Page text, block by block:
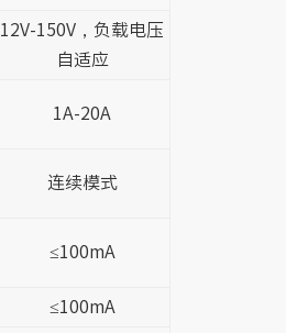
12V-150V，负载电压
自适应
1A-20A
连续模式
≤100mA
≤100mA